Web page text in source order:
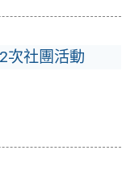
次社團活動